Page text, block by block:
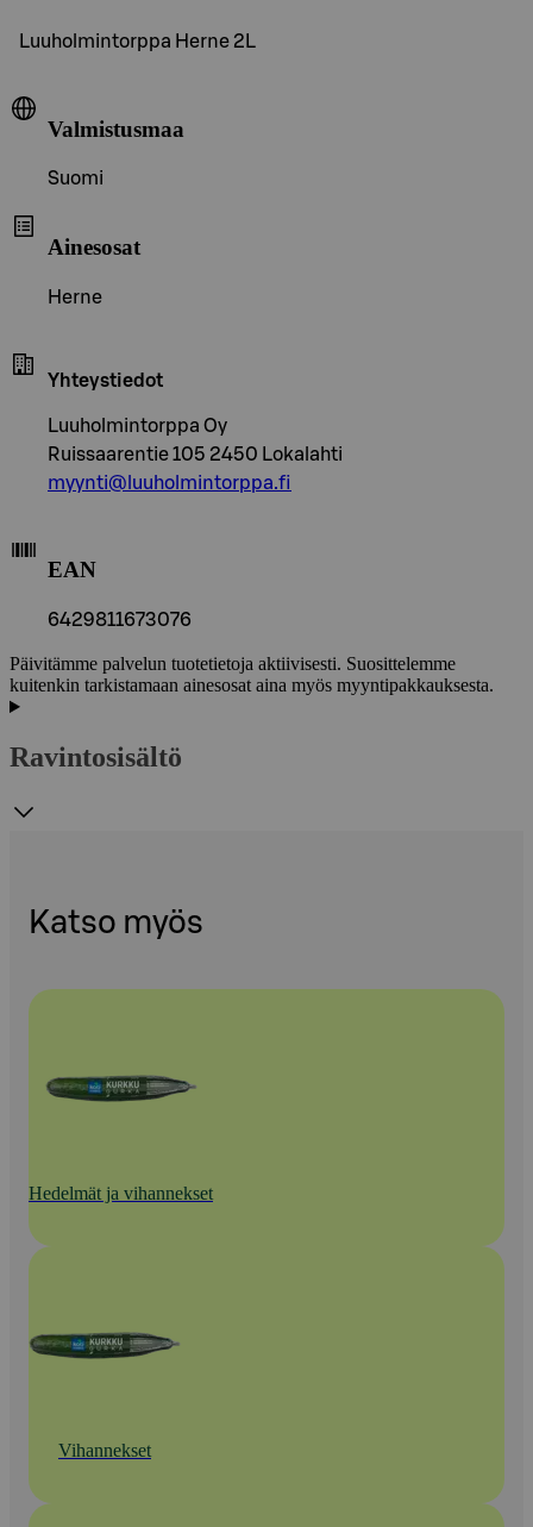
Luuholmintorppa Herne 2L
Valmistusmaa
Suomi
Ainesosat
Herne
Yhteystiedot
Luuholmintorppa Oy
Ruissaarentie 105 2450 Lokalahti
myynti@luuholmintorppa.fi
EAN
6429811673076
Päivitämme palvelun tuotetietoja aktiivisesti. Suosittelemme
kuitenkin tarkistamaan ainesosat aina myös myyntipakkauksesta.
Ravintosisältö
Katso myös
Hedelmät ja vihannekset
Vihannekset